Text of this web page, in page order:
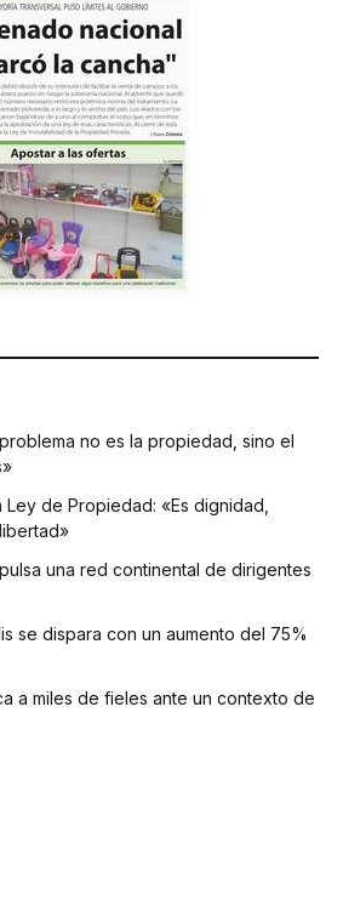
no es la propiedad, sino el
de Propiedad: «Es dignidad,
una red continental de dirigentes
se dispara con un aumento del 75%
a miles de fieles ante un contexto de